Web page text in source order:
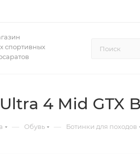
спортивных
4 Mid GTX
— Обувь — Ботинки для походов